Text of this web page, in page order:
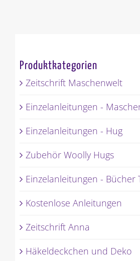
Produktkategorien
Zeitschrift Maschenwelt
Einzelanleitungen -
Einzelanleitungen - Hug
Zubehör Woolly Hugs
Einzelanleitungen - Bücher
Kostenlose Anleitungen
Zeitschrift Anna
Häkeldeckchen und Deko